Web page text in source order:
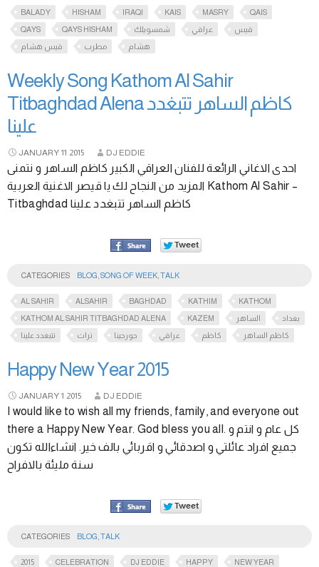
BALADY HISHAM IRAQI KAIS MASRY
QAIS
QAYS
QAYS HISHAM شمسويلك عراقي
قيس
قيس هشام
مطرب هشام
Weekly Song Kathom Al Sahir
Titbaghdad Alena كاظم الساهر تتبغدد
علينا
JANUARY 11 2015 DJ EDDIE
احدى الاغاني الرائعة للفنان العراقي الكبير كاظم الساهر و نتمنى
المزيد من النجاح لك يا قيصر الاغنية العربية Kathom Al Sahir –
Titbaghdad كاظم الساهر تتبغدد علينا
CATEGORIES BLOG SONG OF WEEK TALK
AL SAHIR ALSAHIR BAGHDAD KATHIM
KATHOM
KATHOM AL SAHIR TITBAGHDAD ALENA
KAZEM الساهر
بغداد
تتبغدد علينا
تراث جورجينا عراقي كاظم كاظم الساهر
Happy New Year 2015
JANUARY 1 2015 DJ EDDIE
I would like to wish all my friends, family, and everyone out
there a Happy New Year. God bless you all. كل عام و انتم و
جميع افراد عائلتي و اصدقائي و اقربائي بالف خير. انشاءالله تكون
سنة مليئة بالافراح
CATEGORIES BLOG TALK
2015 CELEBRATION DJ EDDIE HAPPY
NEW YEAR